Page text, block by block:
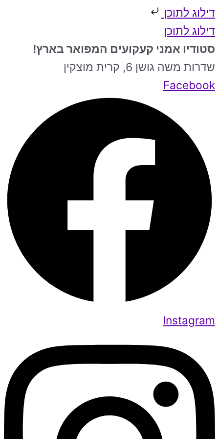
דילוג לתוכן
דילוג לתוכן
סטודיו אמני קעקועים המפואר בארץ!
שדרות משה גושן 6, קרית מוצקין
Facebook
Instagram